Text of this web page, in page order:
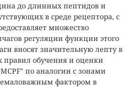
до длинных пептидов и
в среде рецептора, с
множество
регуляции функции этого
вносят значительную лепту в
правил обучения и оценки
по аналогии с зонами
фактором в